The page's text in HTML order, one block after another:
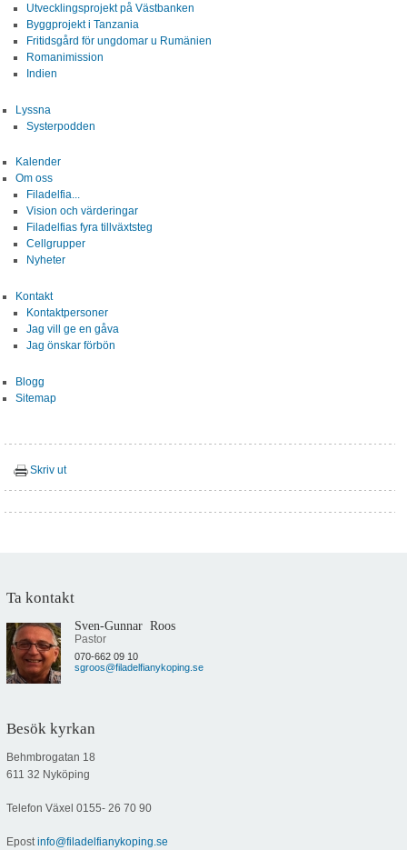
Kontakt
Blogg
Utvecklingsprojekt på Västbanken
Byggprojekt i Tanzania
Fritidsgård för ungdomar u Rumänien
Romanimission
Indien
Lyssna
Systerpodden
Kalender
Om oss
Filadelfia...
Vision och värderingar
Filadelfias fyra tillväxtsteg
Cellgrupper
Nyheter
Kontakt
Kontaktpersoner
Jag vill ge en gåva
Jag önskar förbön
Blogg
Sitemap
Skriv ut
Ta kontakt
Sven-Gunnar Roos
Pastor
070-662 09 10
sgroos@filadelfianykoping.se
Besök kyrkan
Behmbrogatan 18
611 32 Nyköping
Telefon Växel 0155- 26 70 90
Epost info@filadelfianykoping.se